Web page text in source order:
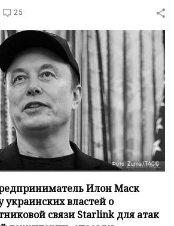
25
Фото: Zuma/ТАСС
Илон Маск
украинских властей о
связи Starlink для атак